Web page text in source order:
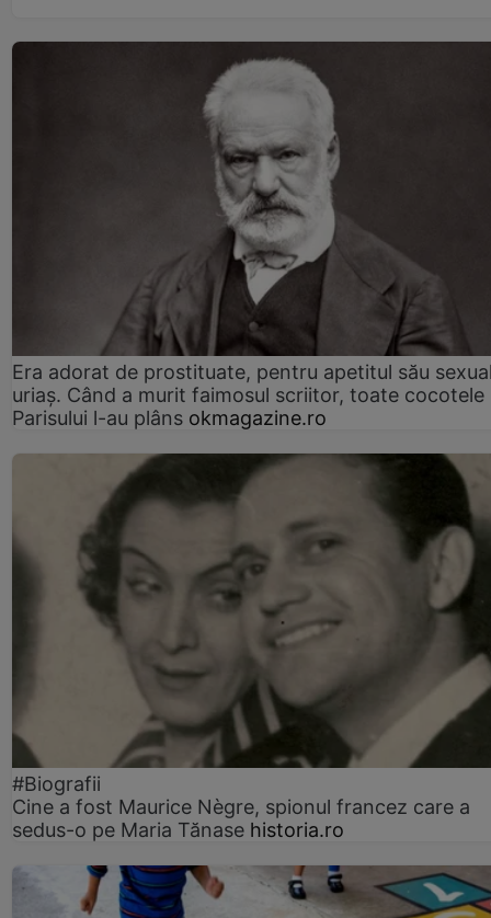
Era adorat de prostituate, pentru apetitul său
uriaș. Când a murit faimosul scriitor, toate cocotele
Parisului l-au plâns okmagazine.ro
#Biografii
Cine a fost Maurice Nègre, spionul francez care a
sedus-o pe Maria Tănase historia.ro